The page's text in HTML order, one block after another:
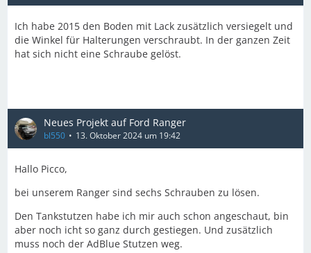
Ich habe 2015 den Boden mit Lack zusätzlich versiegelt und
die Winkel für Halterungen verschraubt. In der ganzen Zeit
hat sich nicht eine Schraube gelöst.
Neues Projekt auf Ford Ranger
bl550 13. Oktober 2024 um 19:42
Hallo Picco,
bei unserem Ranger sind sechs Schrauben zu lösen.
Den Tankstutzen habe ich mir auch schon angeschaut, bin
aber noch icht so ganz durch gestiegen. Und zusätzlich
muss noch der AdBlue Stutzen weg.